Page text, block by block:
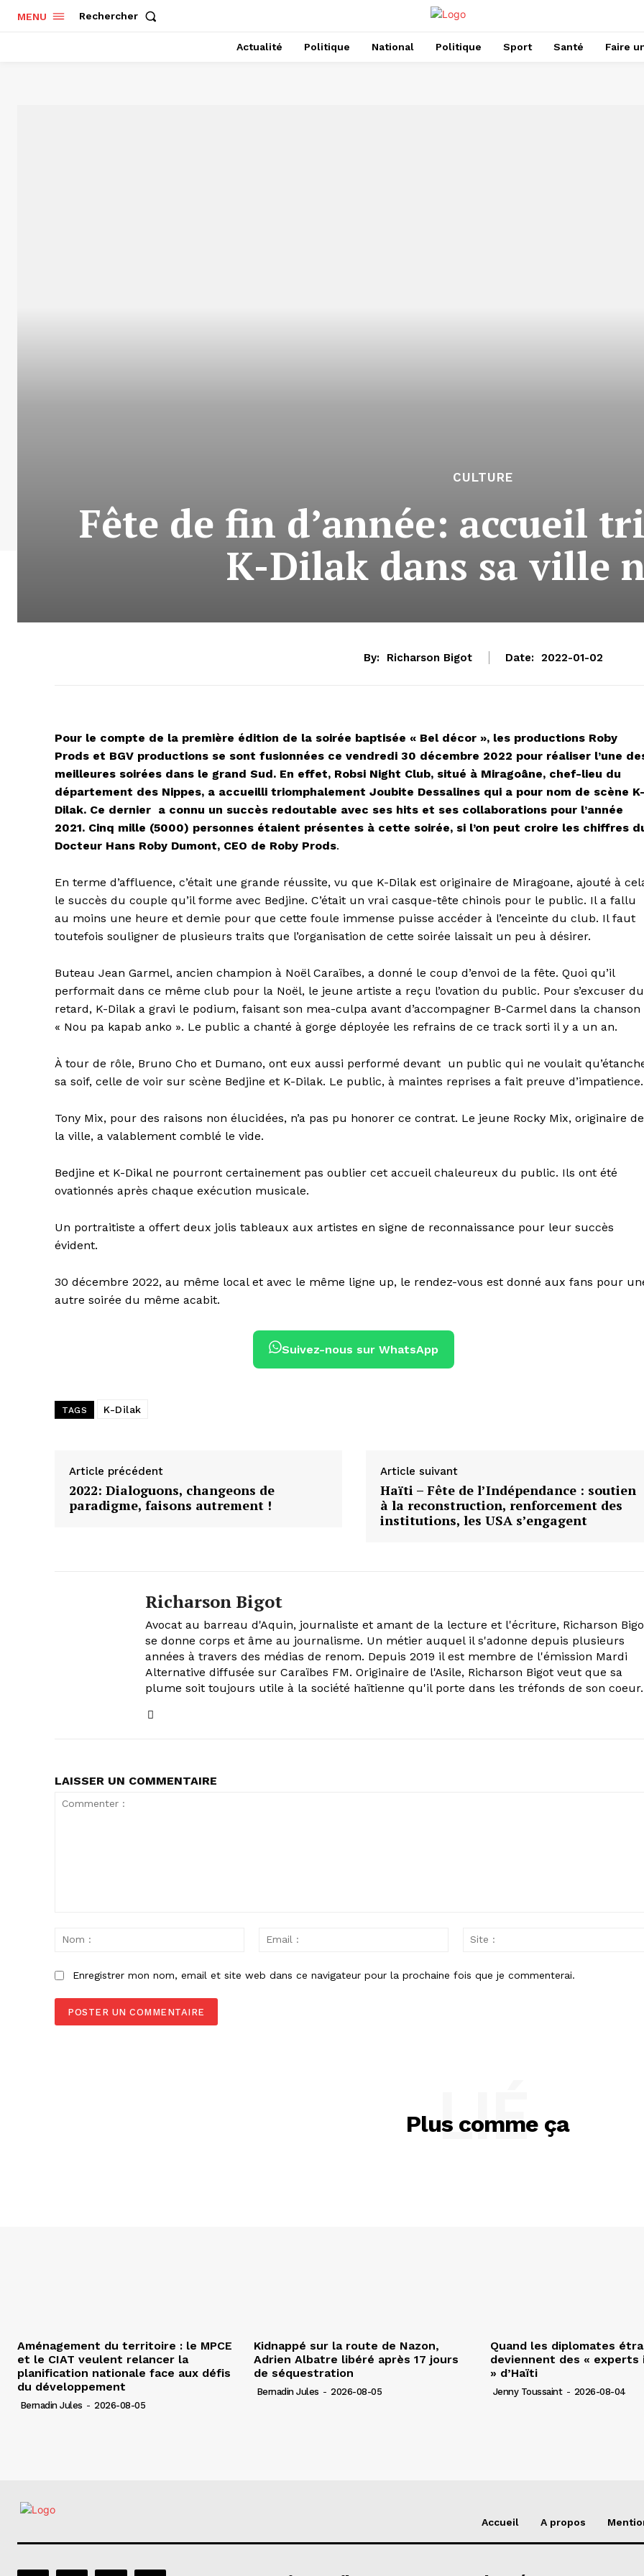
MENU Rechercher
Actualité Politique National Politique Sport Santé Faire
CULTURE
Fête de fin d’année: accueil
K-Dilak dans sa ville
By: Richarson Bigot Date: 2022-01-02
Pour le compte de la première édition de la soirée baptisée « Bel décor », les productions Roby
Prods et BGV productions se sont fusionnées ce vendredi 30 décembre 2022 pour réaliser l’une
meilleures soirées dans le grand Sud. En effet, Robsi Night Club, situé à Miragoâne, chef-lieu du
département des Nippes, a accueilli triomphalement Joubite Dessalines qui a pour nom de scène
Dilak. Ce dernier a connu un succès redoutable avec ses hits et ses collaborations pour l’année
2021. Cinq mille (5000) personnes étaient présentes à cette soirée, si l’on peut croire les chiffres
Docteur Hans Roby Dumont, CEO de Roby Prods.
En terme d’affluence, c’était une grande réussite, vu que K-Dilak est originaire de Miragoane, ajouté à
le succès du couple qu’il forme avec Bedjine. C’était un vrai casque-tête chinois pour le public. Il a fallu
au moins une heure et demie pour que cette foule immense puisse accéder à l’enceinte du club. Il faut
toutefois souligner de plusieurs traits que l’organisation de cette soirée laissait un peu à désirer.
Buteau Jean Garmel, ancien champion à Noël Caraïbes, a donné le coup d’envoi de la fête. Quoi qu’il
performait dans ce même club pour la Noël, le jeune artiste a reçu l’ovation du public. Pour s’excuser du
retard, K-Dilak a gravi le podium, faisant son mea-culpa avant d’accompagner B-Carmel dans la chanson
« Nou pa kapab anko ». Le public a chanté à gorge déployée les refrains de ce track sorti il y a un an.
À tour de rôle, Bruno Cho et Dumano, ont eux aussi performé devant un public qui ne voulait
sa soif, celle de voir sur scène Bedjine et K-Dilak. Le public, à maintes reprises a fait preuve d’impatience.
Tony Mix, pour des raisons non élucidées, n’a pas pu honorer ce contrat. Le jeune Rocky Mix, originaire de
la ville, a valablement comblé le vide.
Bedjine et K-Dikal ne pourront certainement pas oublier cet accueil chaleureux du public. Ils ont été
ovationnés après chaque exécution musicale.
Un portraitiste a offert deux jolis tableaux aux artistes en signe de reconnaissance pour leur succès
évident.
30 décembre 2022, au même local et avec le même ligne up, le rendez-vous est donné aux fans pour
autre soirée du même acabit.
Suivez-nous sur WhatsApp
TAGS K-Dilak
Article précédent
2022: Dialoguons, changeons de
paradigme, faisons autrement !
Article suivant
Haïti – Fête de l’Indépendance : soutien
à la reconstruction, renforcement des
institutions, les USA s’engagent
Richarson Bigot
Avocat au barreau d'Aquin, journaliste et amant de la lecture et l'écriture, Richarson
se donne corps et âme au journalisme. Un métier auquel il s'adonne depuis plusieurs
années à travers des médias de renom. Depuis 2019 il est membre de l'émission Mardi
Alternative diffusée sur Caraïbes FM. Originaire de l'Asile, Richarson Bigot veut que sa
plume soit toujours utile à la société haïtienne qu'il porte dans les tréfonds de son coeur.
LAISSER UN COMMENTAIRE
Email
Enregistrer mon nom, email et site web dans ce navigateur pour la prochaine fois que je commenterai.
Plus comme ça
LIÉ
Aménagement du territoire : le MPCE
et le CIAT veulent relancer la
planification nationale face aux défis
du développement
Bernadin Jules - 2026-08-05
Kidnappé sur la route de Nazon,
Adrien Albatre libéré après 17 jours
de séquestration
Bernadin Jules - 2026-08-05
Quand les diplomates
deviennent des « experts
» d’Haïti
Jenny Toussaint - 2026-08-04
Accueil A propos